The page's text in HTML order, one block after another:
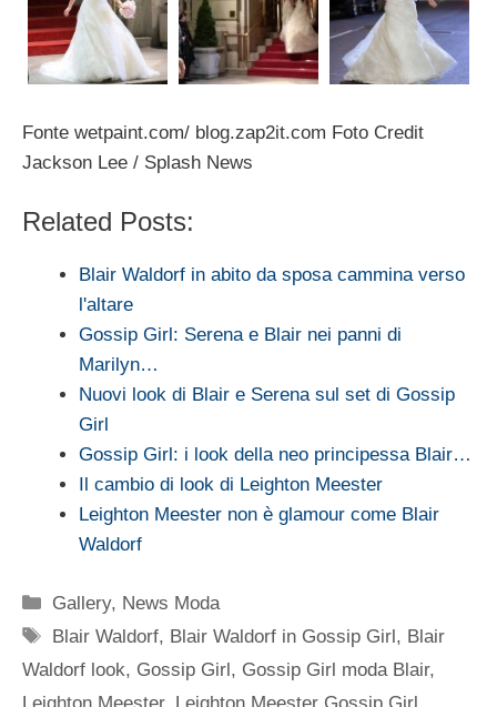
Fonte wetpaint.com/ blog.zap2it.com Foto Credit
Jackson Lee / Splash News
Related Posts:
Blair Waldorf in abito da sposa cammina verso
l'altare
Gossip Girl: Serena e Blair nei panni di
Marilyn…
Nuovi look di Blair e Serena sul set di Gossip
Girl
Gossip Girl: i look della neo principessa Blair…
Il cambio di look di Leighton Meester
Leighton Meester non è glamour come Blair
Waldorf
Categorie
Gallery, News Moda
Tag
Blair Waldorf, Blair Waldorf in Gossip Girl , Blair
Waldorf look, Gossip Girl , Gossip Girl moda Blair,